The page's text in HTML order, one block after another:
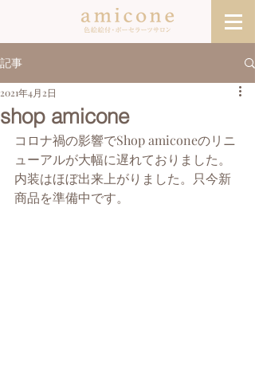
記事
shop amicone
2021年4月2日
コロナ禍の影響でShop amiconeのリニ
ューアルが大幅に遅れておりました。
内装はほぼ出来上がりました。只今新
商品を準備中です。